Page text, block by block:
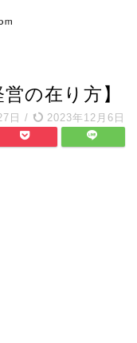
の在り方】
日 / 2023年12月6日